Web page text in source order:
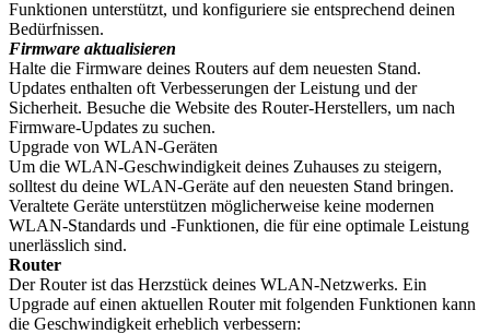
Funktionen unterstützt, und konfiguriere sie entsprechend deinen
Bedürfnissen.
Firmware aktualisieren
Halte die Firmware deines Routers auf dem neuesten Stand.
Updates enthalten oft Verbesserungen der Leistung und der
Sicherheit. Besuche die Website des Router-Herstellers, um nach
Firmware-Updates zu suchen.
Upgrade von WLAN-Geräten
Um die WLAN-Geschwindigkeit deines Zuhauses zu steigern,
solltest du deine WLAN-Geräte auf den neuesten Stand bringen.
Veraltete Geräte unterstützen möglicherweise keine modernen
WLAN-Standards und -Funktionen, die für eine optimale Leistung
unerlässlich sind.
Router
Der Router ist das Herzstück deines WLAN-Netzwerks. Ein
Upgrade auf einen aktuellen Router mit folgenden Funktionen kann
die Geschwindigkeit erheblich verbessern: